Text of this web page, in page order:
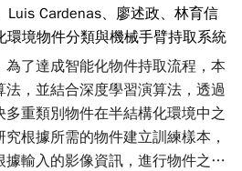
，將端銑刀轉為全景影像，透過
，並應用轉移學習以提升模型對
。實驗結果顯示，該方法在新刀具
，同時保留原有刀具的辨識效
慧製造之潛力。
Luis Cardenas、廖述政、林育信
環境物件分類與機械手臂持取系統
為了達成智能化物件持取流程，本
，並結合深度學習演算法，透過
重類別物件在半結構化環境中之
根據所需的物件建立訓練樣本，
輸入的影像資訊，進行物件之識